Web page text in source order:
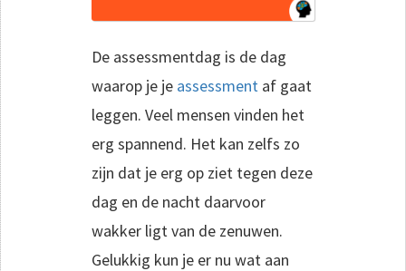
De assessmentdag is de dag
waarop je je assessment af gaat
leggen. Veel mensen vinden het
erg spannend. Het kan zelfs zo
zijn dat je erg op ziet tegen deze
dag en de nacht daarvoor
wakker ligt van de zenuwen.
Gelukkig kun je er nu wat aan